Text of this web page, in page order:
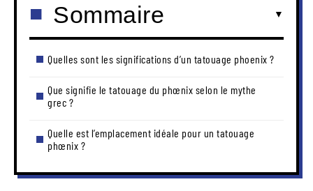
Sommaire
Quelles sont les significations d’un tatouage phoenix ?
Que signifie le tatouage du phœnix selon le mythe
grec ?
Quelle est l’emplacement idéale pour un tatouage
phœnix ?